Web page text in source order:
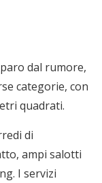
dal rumore,
categorie, con
quadrati.
di
ampi salotti
I servizi